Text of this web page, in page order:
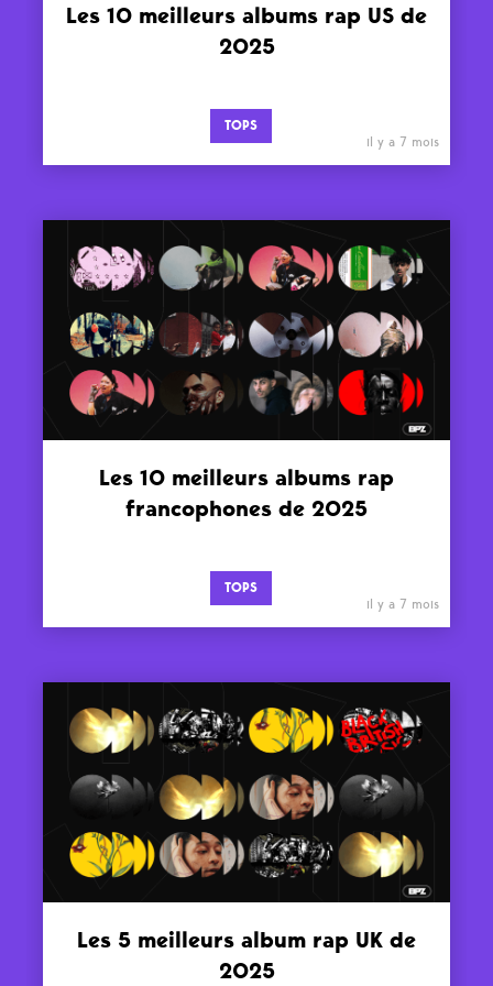
Les 10 meilleurs albums rap US de
2025
TOPS
il y a 7 mois
Les 10 meilleurs albums rap
francophones de 2025
TOPS
il y a 7 mois
Les 5 meilleurs album rap UK de
2025